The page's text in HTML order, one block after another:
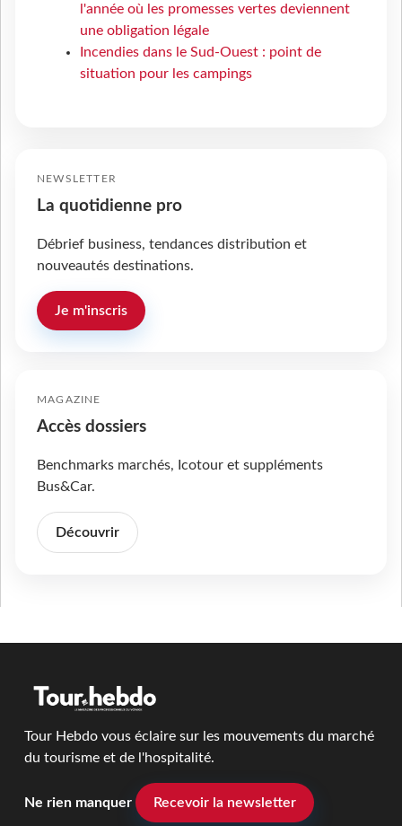
l'année où les promesses vertes deviennent
une obligation légale
Incendies dans le Sud-Ouest : point de
situation pour les campings
NEWSLETTER
La quotidienne pro
Débrief business, tendances distribution et
nouveautés destinations.
Je m'inscris
MAGAZINE
Accès dossiers
Benchmarks marchés, Icotour et suppléments
Bus&Car.
Découvrir
Tour Hebdo vous éclaire sur les mouvements du marché
du tourisme et de l'hospitalité.
Ne rien manquer Recevoir la newsletter